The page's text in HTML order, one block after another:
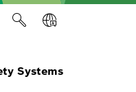
Systems